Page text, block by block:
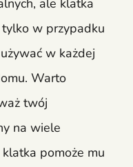
w przypadku
w każdej
Warto
twój
na wiele
pomoże mu